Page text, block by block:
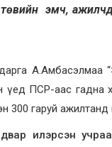
төвийн эмч,
А.Амбасэлмаа
ПСР-аас гадна
300 гаруй
илэрсэн учраас